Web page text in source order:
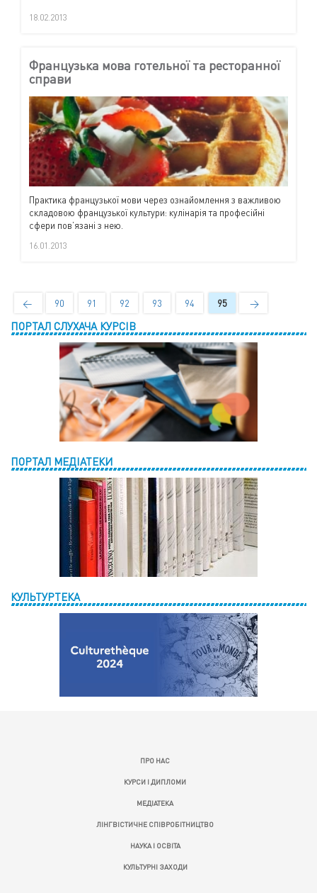
18.02.2013
Французька мова готельної та ресторанної
справи
Практика французької мови через ознайомлення з важливою
складовою французької культури: кулінарія та професійні
сфери пов’язані з нею.
16.01.2013
← 90 91 92 93 94 95 →
ПОРТАЛ СЛУХАЧА КУРСІВ
ПОРТАЛ МЕДІАТЕКИ
КУЛЬТУРТЕКА
ПРО НАС
КУРСИ І ДИПЛОМИ
МЕДІАТЕКА
ЛІНГВІСТИЧНЕ СПІВРОБІТНИЦТВО
НАУКА І ОСВІТА
КУЛЬТУРНІ ЗАХОДИ